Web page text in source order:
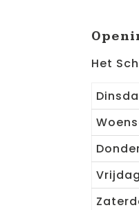
Het
Vrijdag